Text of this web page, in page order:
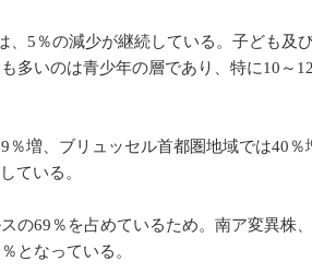
5％の減少が継続している。子ども及
多いのは青少年の層であり、特に10～
増、ブリュッセル首都圏地域では40％
ている。
の69％を占めているため。南ア変異株
となっている。